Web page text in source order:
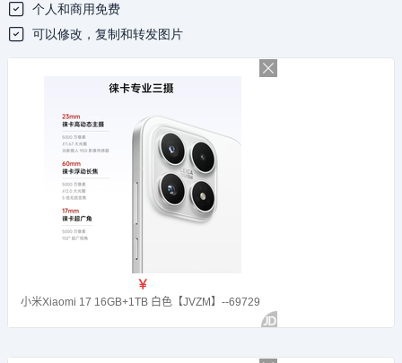
个人和商用免费
可以修改，复制和转发图片